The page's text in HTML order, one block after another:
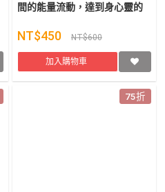
間的能量流動，達到身心靈的
使豐盛卡＋4張金錢靈氣許願顯
NT$450 NT$600
加入購物車
75折